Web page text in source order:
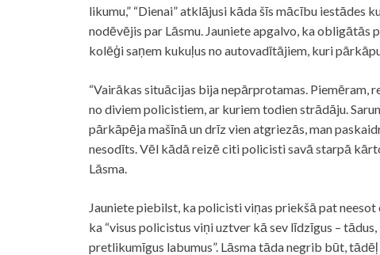
likumu,” “Dienai” atklājusi kāda šīs mācību iestādes
nodēvējis par Lāsmu. Jauniete apgalvo, ka obligātās
kolēģi saņem kukuļus no autovadītājiem, kuri
“Vairākas situācijas bija nepārprotamas. Piemēram,
no diviem policistiem, ar kuriem todien strādāju.
pārkāpēja mašīnā un drīz vien atgriezās, man
nesodīts. Vēl kādā reizē citi policisti savā starpā
Lāsma.
Jauniete piebilst, ka policisti viņas priekšā pat
ka “visus policistus viņi uztver kā sev līdzīgus –
pretlikumīgus labumus”. Lāsma tāda negrib būt,